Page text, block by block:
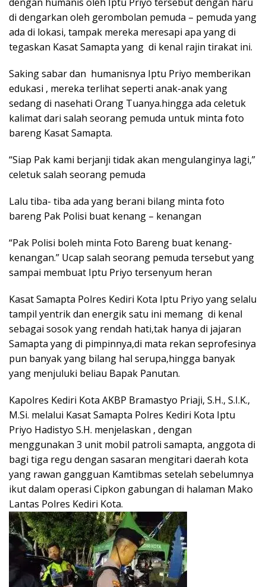
di dengarkan oleh gerombolan pemuda – pemuda yang
ada di lokasi, tampak mereka meresapi apa yang di
tegaskan Kasat Samapta yang di kenal rajin tirakat ini.
Saking sabar dan humanisnya Iptu Priyo memberikan
edukasi , mereka terlihat seperti anak-anak yang
sedang di nasehati Orang Tuanya.hingga ada celetuk
kalimat dari salah seorang pemuda untuk minta foto
bareng Kasat Samapta.
“Siap Pak kami berjanji tidak akan mengulanginya lagi,”
celetuk salah seorang pemuda
Lalu tiba- tiba ada yang berani bilang minta foto
bareng Pak Polisi buat kenang – kenangan
“Pak Polisi boleh minta Foto Bareng buat kenang-
kenangan.” Ucap salah seorang pemuda tersebut yang
sampai membuat Iptu Priyo tersenyum heran
Kasat Samapta Polres Kediri Kota Iptu Priyo yang selalu
tampil yentrik dan energik satu ini memang di kenal
sebagai sosok yang rendah hati,tak hanya di jajaran
Samapta yang di pimpinnya,di mata rekan seprofesinya
pun banyak yang bilang hal serupa,hingga banyak
yang menjuluki beliau Bapak Panutan.
Kapolres Kediri Kota AKBP Bramastyo Priaji, S.H., S.I.K.,
M.Si. melalui Kasat Samapta Polres Kediri Kota Iptu
Priyo Hadistyo S.H. menjelaskan , dengan
menggunakan 3 unit mobil patroli samapta, anggota di
bagi tiga regu dengan sasaran mengitari daerah kota
yang rawan gangguan Kamtibmas setelah sebelumnya
ikut dalam operasi Cipkon gabungan di halaman Mako
Lantas Polres Kediri Kota.